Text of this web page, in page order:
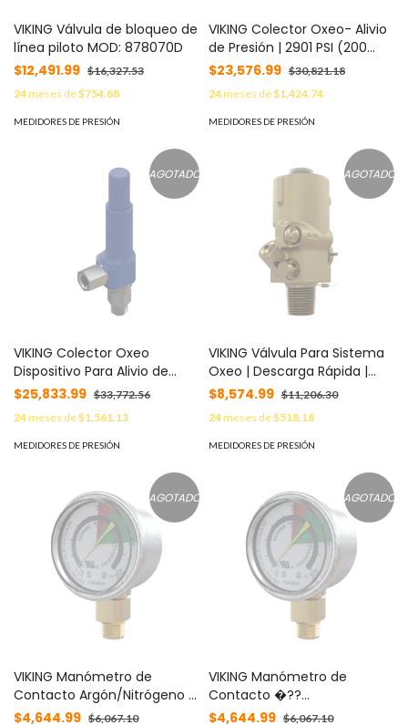
VIKING Válvula de bloqueo de
línea piloto MOD: 878070D
$12,491.99 $16,327.53
24meses de$754.88
MEDIDORES DE PRESIÓN
VIKING Colector Oxeo- Alivio
de Presión | 2901 PSI (200
BAR) MOD: 885136D
$23,576.99 $30,821.18
24meses de$1,424.74
MEDIDORES DE PRESIÓN
AGOTADO
VIKING Colector Oxeo
Dispositivo Para Alivio de
Presión | 4351 PSI (300 BAR)
MOD: 886281D
$25,833.99 $33,772.56
24meses de$1,561.13
MEDIDORES DE PRESIÓN
AGOTADO
VIKING Válvula Para Sistema
Oxeo | Descarga Rápida |
Sistemas de Extinción Oxeo
MOD: 914041
$8,574.99 $11,206.30
24meses de$518.18
MEDIDORES DE PRESIÓN
AGOTADO
VIKING Manómetro de
Contacto Argón/Nitrógeno |
2901 PSI (200 bar) N.C Baja
$4,644.99 $6,067.10
AGOTADO
VIKING Manómetro de
Contacto �??
Argón/Nitrógeno �?? 4351
$4,644.99 $6,067.10